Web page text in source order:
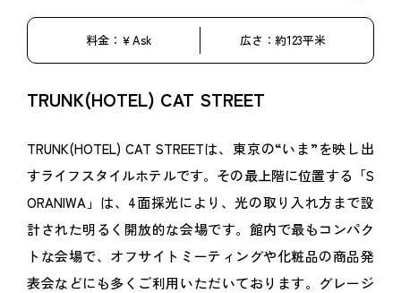
料金：￥Ask 広さ：約123平米
TRUNK(HOTEL) CAT STREET
TRUNK(HOTEL) CAT STREETは、東京の“いま”を映し出
すライフスタイルホテルです。その最上階に位置する「S
ORANIWA」は、4面採光により、光の取り入れ方まで設
計された明るく開放的な会場です。館内で最もコンパク
トな会場で、オフサイトミーティングや化粧品の商品発
表会などにも多くご利用いただいております。グレージ